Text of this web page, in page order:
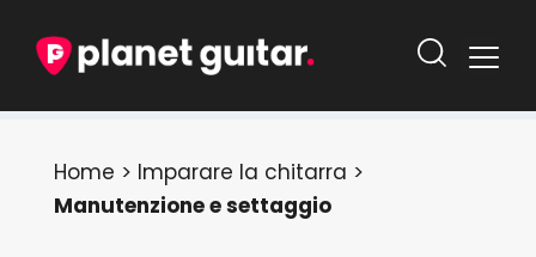
Home > Imparare la chitarra >
Manutenzione e settaggio